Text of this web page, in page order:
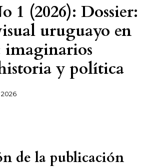
1 (2026): Dossier:
uruguayo en
imaginarios
y política
de la publicación